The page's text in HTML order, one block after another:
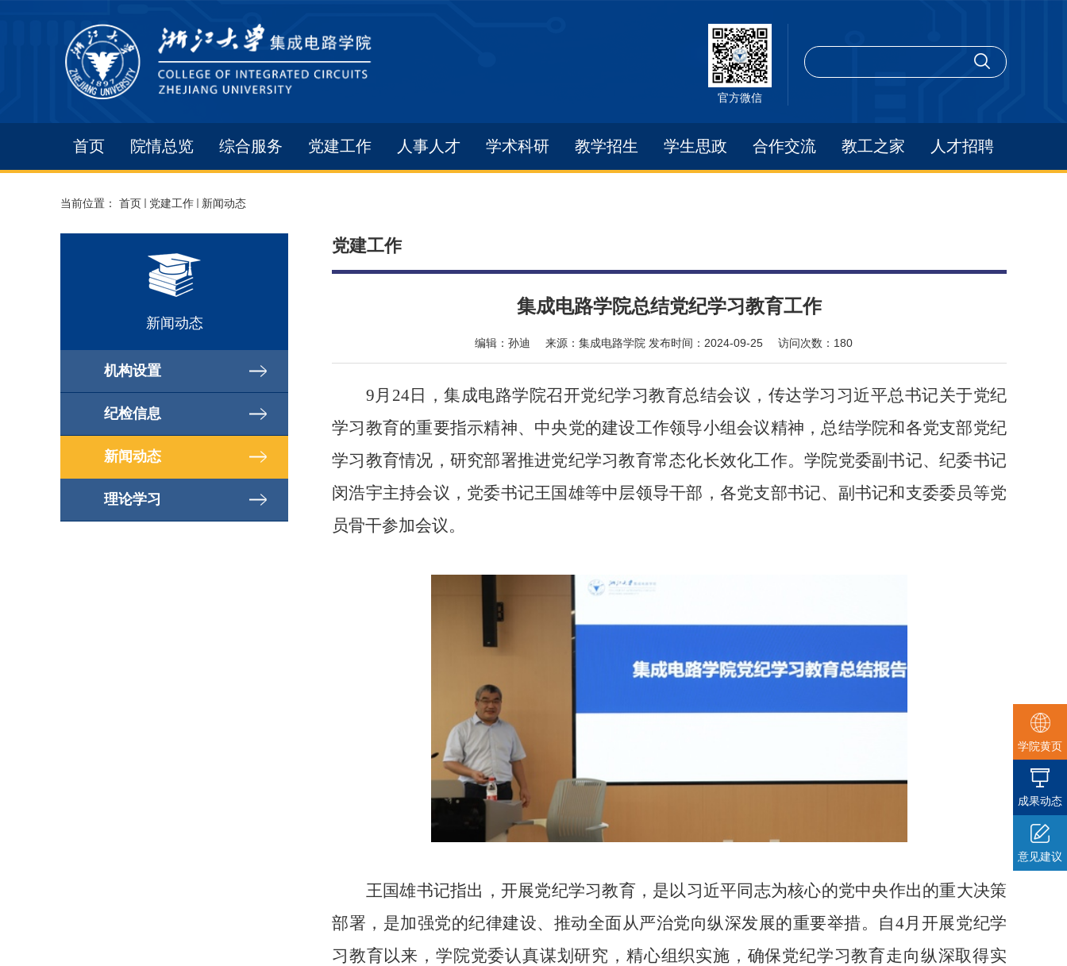
官方微信
首页 院情总览 综合服务 党建工作 人事人才 学术科研 教学招生 学生思政 合作交流 教工之家 人才招聘
当前位置： 首页 党建工作 新闻动态
新闻动态
机构设置
纪检信息
新闻动态
理论学习
党建工作
集成电路学院总结党纪学习教育工作
编辑： 孙迪 来源： 集成电路学院 发布时间： 2024-09-25 访问次数： 180
9月 24日，集成电路学院召开党纪学习教育总结会议，传达学习习近平总书记关于党纪
学习教育的重要指示精神、中央党的建设工作领导小组会议精神，总结学院和各党支部党纪
学习教育情况，研究部署推进党纪学习教育常态化长效化工作。学院党委副书记、纪委书记
闵浩宇主持会议，党委书记王国雄等中层领导干部，各党支部书记、副书记和支委委员等党
员骨干参加会议。
王国雄书记指出，开展党纪学习教育，是以习近平同志为核心的党中央作出的重大决策
部署，是加强党的纪律建设、推动全面从严治党向纵深发展的重要举措。自4月开展党纪学
习教育以来，学院党委认真谋划研究，精心组织实施，确保党纪学习教育走向纵深取得实
学院黄页
成果动态
意见建议